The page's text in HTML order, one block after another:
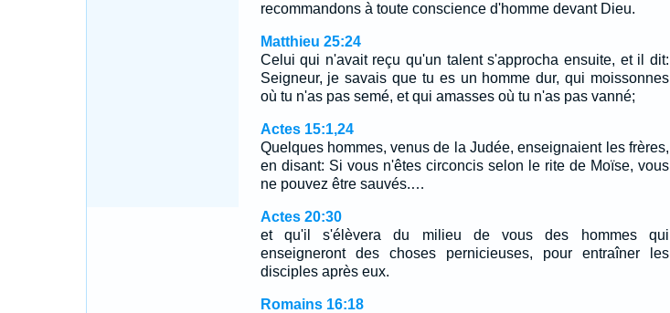
recommandons à toute conscience d'homme devant Dieu.
Matthieu 25:24
Celui qui n'avait reçu qu'un talent s'approcha ensuite, et il dit:
Seigneur, je savais que tu es un homme dur, qui moissonnes
où tu n'as pas semé, et qui amasses où tu n'as pas vanné;
Actes 15:1,24
Quelques hommes, venus de la Judée, enseignaient les frères,
en disant: Si vous n'êtes circoncis selon le rite de Moïse, vous
ne pouvez être sauvés.…
Actes 20:30
et qu'il s'élèvera du milieu de vous des hommes qui
enseigneront des choses pernicieuses, pour entraîner les
disciples après eux.
Romains 16:18